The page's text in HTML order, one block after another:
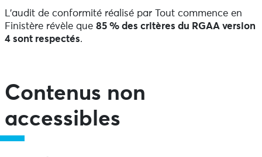
L’audit de conformité réalisé par Tout commence en
Finistère révèle que 85 % des critères du RGAA version
4 sont respectés.
Contenus non
accessibles